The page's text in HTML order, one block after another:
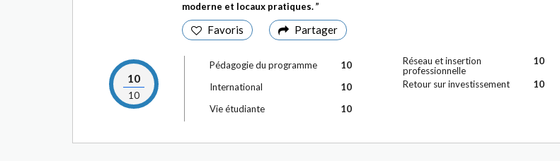
moderne et locaux pratiques.
Favoris Partager
10
10
Pédagogie du programme
10
International
10
Vie étudiante
10
Réseau et insertion
professionnelle
10
Retour sur investissement 10